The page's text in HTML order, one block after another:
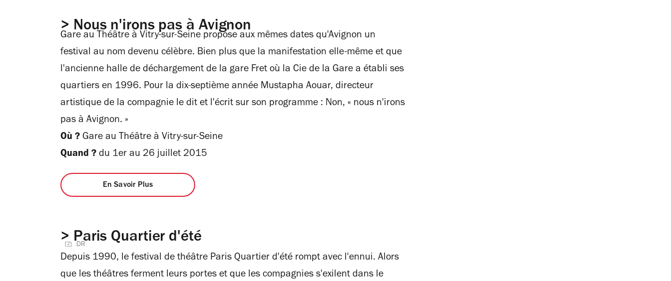
> Nous n'irons pas à Avignon
Gare au Théâtre à Vitry-sur-Seine propose aux mêmes dates qu'Avignon un
festival au nom devenu célèbre. Bien plus que la manifestation elle-même et que
l'ancienne halle de déchargement de la gare Fret où la Cie de la Gare a établi ses
quartiers en 1996. Pour la dix-septième année Mustapha Aouar, directeur
artistique de la compagnie le dit et l'écrit sur son programme : Non, « nous n'irons
pas à Avignon. »
Où ? Gare au Théâtre à Vitry-sur-Seine
Quand ? du 1er au 26 juillet 2015
En Savoir Plus
> Paris Quartier d'été
DR
Depuis 1990, le festival de théâtre Paris Quartier d'été rompt avec l'ennui. Alors
que les théâtres ferment leurs portes et que les compagnies s'exilent dans le